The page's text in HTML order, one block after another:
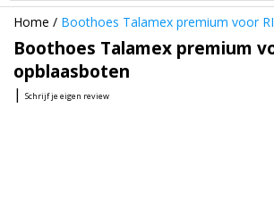
Home / Boothoes Talamex premium voor
Boothoes Talamex premium
opblaasboten
| Schrijf je eigen review